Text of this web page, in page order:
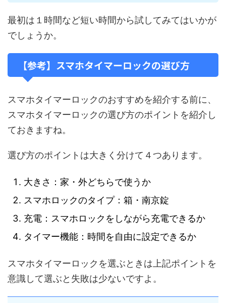
最初は１時間など短い時間から試してみてはいかが
でしょうか。
【参考】スマホタイマーロックの選び方
スマホタイマーロックのおすすめを紹介する前に、
スマホタイマーロックの選び方のポイントを紹介し
ておきますね。
選び方のポイントは大きく分けて４つあります。
大きさ：家・外どちらで使うか
スマホロックのタイプ：箱・南京錠
充電：スマホロックをしながら充電できるか
タイマー機能：時間を自由に設定できるか
スマホタイマーロックを選ぶときは上記ポイントを
意識して選ぶと失敗は少ないですよ。